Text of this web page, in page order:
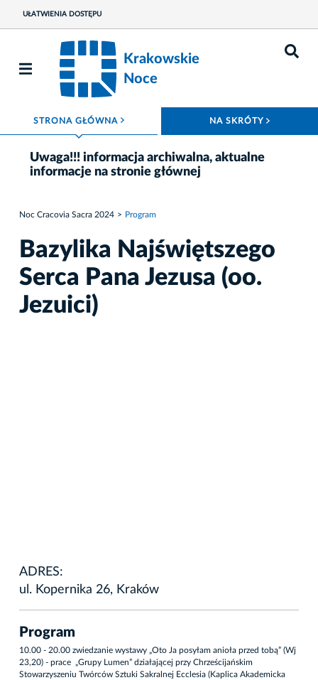
UŁATWIENIA DOSTĘPU
Krakowskie
Noce
STRONA GŁÓWNA ROZWIŃ MENU NA SKRÓTY
Uwaga!!! informacja archiwalna, aktualne
informacje na stronie głównej
Noc Cracovia Sacra 2024 Program
Bazylika Najświętszego
Serca Pana Jezusa (oo.
Jezuici)
ADRES:
ul. Kopernika 26, Kraków
Program
10.00 - 20.00 zwiedzanie wystawy „Oto Ja posyłam anioła przed tobą” (Wj
23,20) - prace „Grupy Lumen” działającej przy Chrześcijańskim
Stowarzyszeniu Twórców Sztuki Sakralnej Ecclesia (Kaplica Akademicka